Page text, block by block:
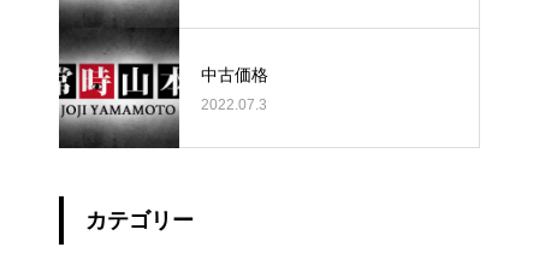
中古価格
2022.07.3
カテゴリー